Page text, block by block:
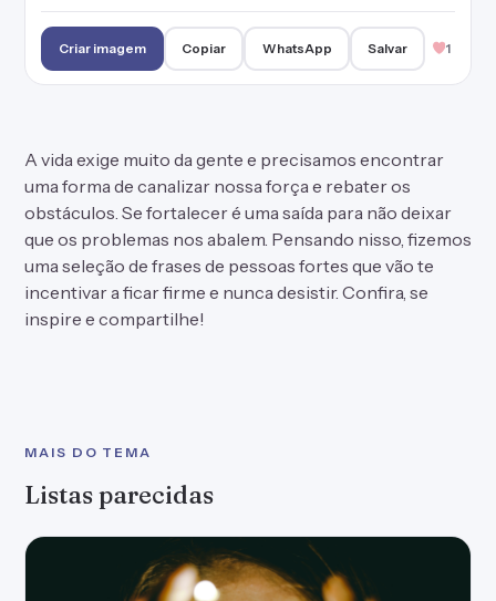
Criar imagem Copiar WhatsApp Salvar 1
A vida exige muito da gente e precisamos encontrar
uma forma de canalizar nossa força e rebater os
obstáculos. Se fortalecer é uma saída para não deixar
que os problemas nos abalem. Pensando nisso, fizemos
uma seleção de frases de pessoas fortes que vão te
incentivar a ficar firme e nunca desistir. Confira, se
inspire e compartilhe!
MAIS DO TEMA
Listas parecidas